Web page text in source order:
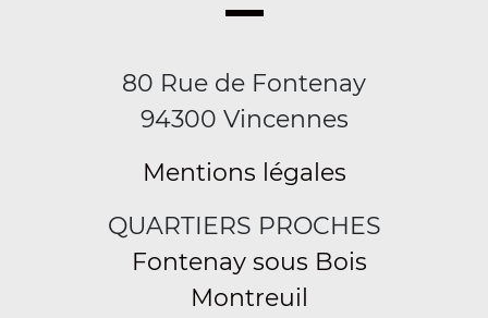
80 Rue de Fontenay
94300 Vincennes
Mentions légales
QUARTIERS PROCHES
Fontenay sous Bois
Montreuil